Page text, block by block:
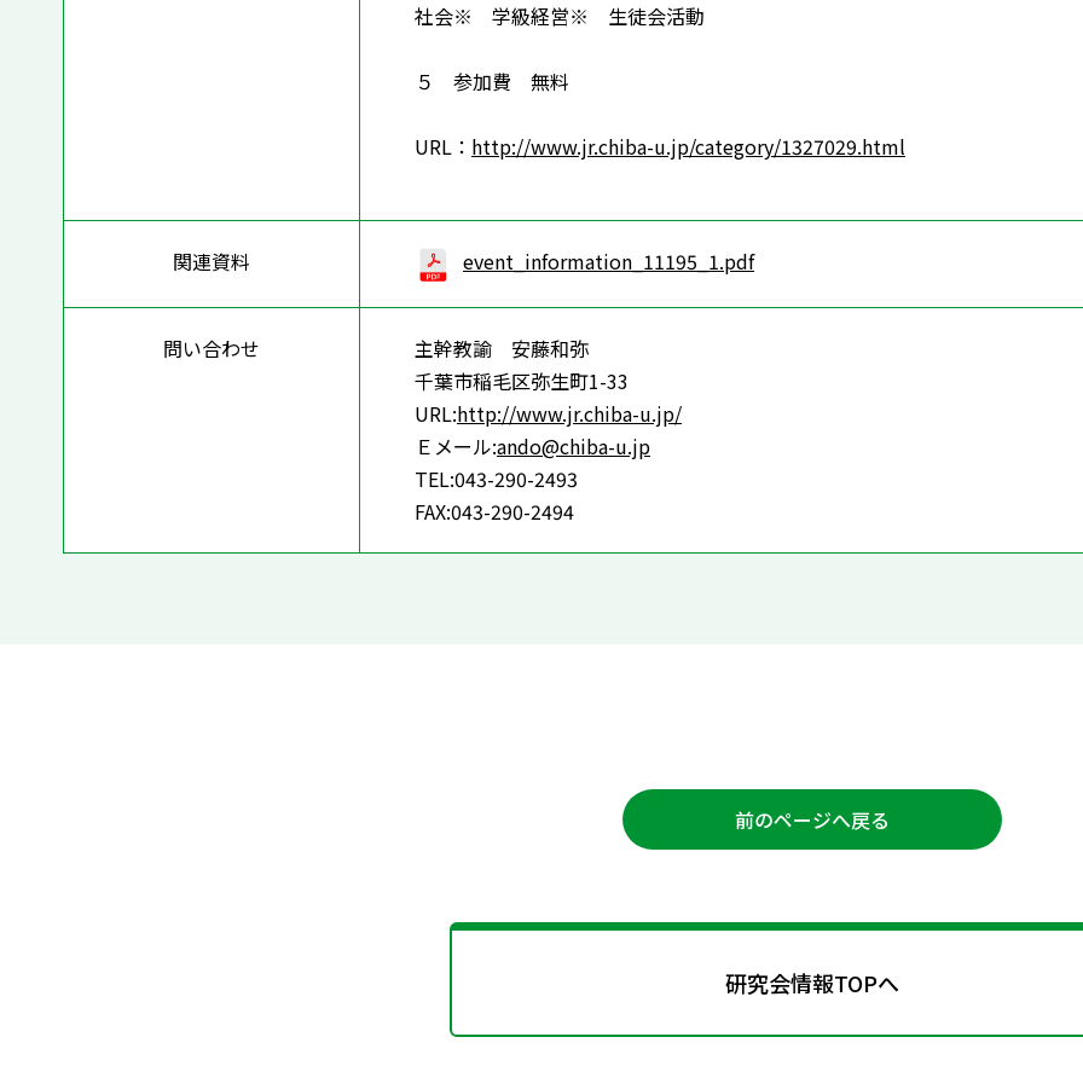
社会※ 学級経営※ 生徒会活動
５ 参加費 無料
URL： http://www.jr.chiba-u.jp/category/1327029.html
関連資料 event_information_11195_1.pdf
問い合わせ
主幹教諭 安藤和弥
千葉市稲毛区弥生町1-33
URL:http://www.jr.chiba-u.jp/
Ｅメール:ando@chiba-u.jp
TEL:043-290-2493
FAX:043-290-2494
前のページへ戻る
研究会情報TOPへ